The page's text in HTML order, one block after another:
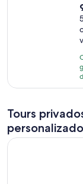
Tours
Descubre las